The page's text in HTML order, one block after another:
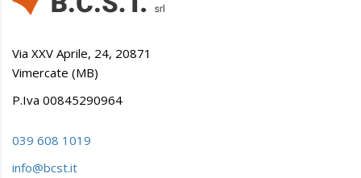
Via XXV Aprile, 24, 20871
Vimercate (MB)
P.Iva 00845290964
039 608 1019
info@bcst.it